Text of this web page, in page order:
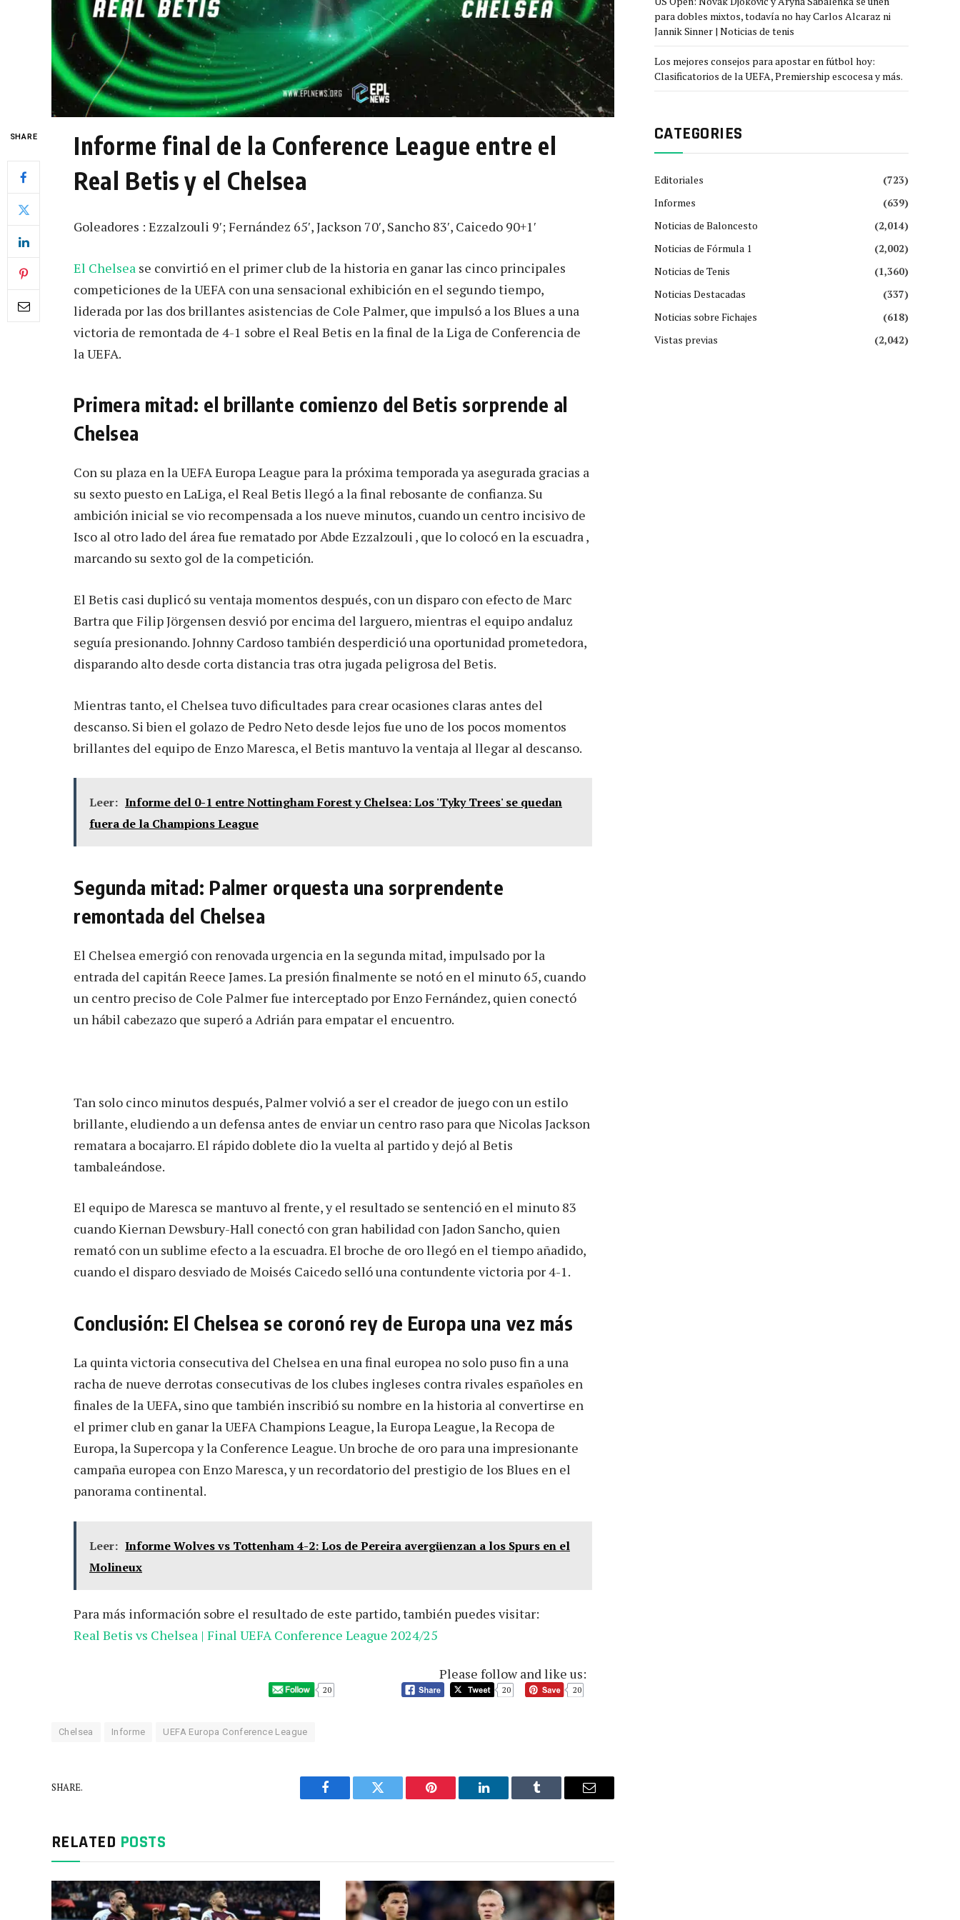
SHARE
Informe final de la Conference League entre el
Real Betis y el Chelsea
Goleadores : Ezzalzouli 9′; Fernández 65′, Jackson 70′, Sancho 83′, Caicedo 90+1′
El Chelsea se convirtió en el primer club de la historia en ganar las cinco principales
competiciones de la UEFA con una sensacional exhibición en el segundo tiempo,
liderada por las dos brillantes asistencias de Cole Palmer, que impulsó a los Blues a una
victoria de remontada de 4-1 sobre el Real Betis en la final de la Liga de Conferencia de
la UEFA.
Primera mitad: el brillante comienzo del Betis sorprende al
Chelsea
Con su plaza en la UEFA Europa League para la próxima temporada ya asegurada gracias a
su sexto puesto en LaLiga, el Real Betis llegó a la final rebosante de confianza. Su
ambición inicial se vio recompensada a los nueve minutos, cuando un centro incisivo de
Isco al otro lado del área fue rematado por Abde Ezzalzouli , que lo colocó en la escuadra ,
marcando su sexto gol de la competición.
El Betis casi duplicó su ventaja momentos después, con un disparo con efecto de Marc
Bartra que Filip Jörgensen desvió por encima del larguero, mientras el equipo andaluz
seguía presionando. Johnny Cardoso también desperdició una oportunidad prometedora,
disparando alto desde corta distancia tras otra jugada peligrosa del Betis.
Mientras tanto, el Chelsea tuvo dificultades para crear ocasiones claras antes del
descanso. Si bien el golazo de Pedro Neto desde lejos fue uno de los pocos momentos
brillantes del equipo de Enzo Maresca, el Betis mantuvo la ventaja al llegar al descanso.
Leer: Informe del 0-1 entre Nottingham Forest y Chelsea: Los 'Tyky Trees' se quedan
fuera de la Champions League
Segunda mitad: Palmer orquesta una sorprendente
remontada del Chelsea
El Chelsea emergió con renovada urgencia en la segunda mitad, impulsado por la
entrada del capitán Reece James. La presión finalmente se notó en el minuto 65, cuando
un centro preciso de Cole Palmer fue interceptado por Enzo Fernández, quien conectó
un hábil cabezazo que superó a Adrián para empatar el encuentro.
Tan solo cinco minutos después, Palmer volvió a ser el creador de juego con un estilo
brillante, eludiendo a un defensa antes de enviar un centro raso para que Nicolas Jackson
rematara a bocajarro. El rápido doblete dio la vuelta al partido y dejó al Betis
tambaleándose.
El equipo de Maresca se mantuvo al frente, y el resultado se sentenció en el minuto 83
cuando Kiernan Dewsbury-Hall conectó con gran habilidad con Jadon Sancho, quien
remató con un sublime efecto a la escuadra. El broche de oro llegó en el tiempo añadido,
cuando el disparo desviado de Moisés Caicedo selló una contundente victoria por 4-1.
Conclusión: El Chelsea se coronó rey de Europa una vez más
La quinta victoria consecutiva del Chelsea en una final europea no solo puso fin a una
racha de nueve derrotas consecutivas de los clubes ingleses contra rivales españoles en
finales de la UEFA, sino que también inscribió su nombre en la historia al convertirse en
el primer club en ganar la UEFA Champions League, la Europa League, la Recopa de
Europa, la Supercopa y la Conference League. Un broche de oro para una impresionante
campaña europea con Enzo Maresca, y un recordatorio del prestigio de los Blues en el
panorama continental.
Leer: Informe Wolves vs Tottenham 4-2: Los de Pereira avergüenzan a los Spurs en el
Molineux
Para más información sobre el resultado de este partido, también puedes visitar:
Real Betis vs Chelsea | Final UEFA Conference League 2024/25
Please follow and like us:
20 20 20
Chelsea Informe UEFA Europa Conference League
SHARE.
Facebook Twitter Pinterest LinkedIn Tumblr Email
RELATED POSTS
para dobles mixtos, todavía no hay Carlos Alcaraz ni
Jannik Sinner | Noticias de tenis
Los mejores consejos para apostar en fútbol hoy:
Clasificatorios de la UEFA, Premiership escocesa y más.
CATEGORIES
Editoriales
(723)
Informes
(639)
Noticias de Baloncesto
(2,014)
Noticias de Fórmula 1
(2,002)
Noticias de Tenis
(1,360)
Noticias Destacadas
(337)
Noticias sobre Fichajes
(618)
Vistas previas
(2,042)